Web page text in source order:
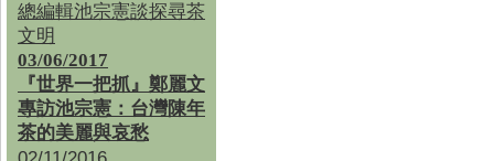
總編輯池宗憲談探尋茶
文明
03/06/2017
『世界一把抓』鄭麗文
專訪池宗憲：台灣陳年
茶的美麗與哀愁